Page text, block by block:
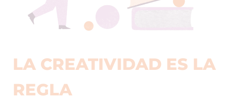
LA CREATIVIDAD ES LA
REGLA